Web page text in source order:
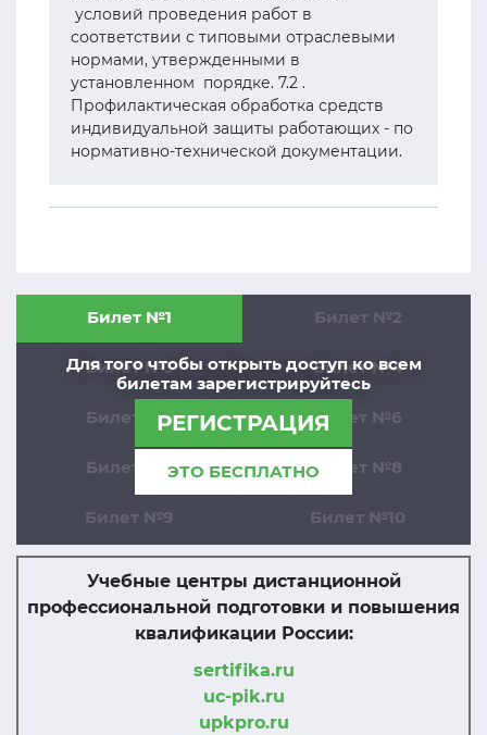
условий проведения работ в
соответствии с типовыми отраслевыми
нормами, утвержденными в
установленном порядке. 7.2 .
Профилактическая обработка средств
индивидуальной защиты работающих - по
нормативно-технической документации.
Для того чтобы открыть доступ ко всем
билетам зарегистрируйтесь
РЕГИСТРАЦИЯ
ЭТО БЕСПЛАТНО
Билет №1 Билет №2
Билет №3 Билет №4
Билет №5 Билет №6
Билет №7 Билет №8
Билет №9 Билет №10
Учебные центры дистанционной
профессиональной подготовки и повышения
квалификации России:
sertifika.ru
uc-pik.ru
upkpro.ru